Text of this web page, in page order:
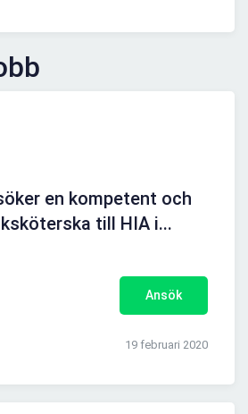
en kompetent och
till HIA i...
Ansök
19 februari 2020